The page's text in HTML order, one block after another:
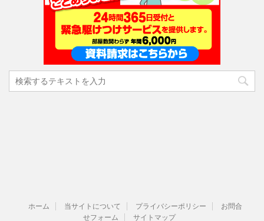
ホーム 当サイトについて プライバシーポリシー
お問合
せフォーム
サイトマップ